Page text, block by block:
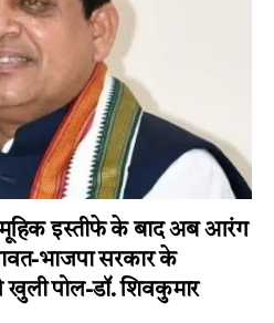
इस्तीफे के बाद अब आरंग
भाजपा सरकार के
पोल-डॉ. शिवकुमार